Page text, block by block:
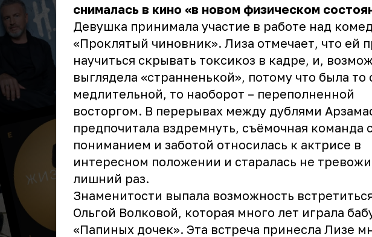
снималась в кино «в новом физическом
Девушка принимала участие в работе над
«Проклятый чиновник». Лиза отмечает, что ей
научиться скрывать токсикоз в кадре, и,
выглядела «странненькой», потому что была
медлительной, то наоборот – переполненной
восторгом. В перерывах между дублями
предпочитала вздремнуть, съёмочная команда
пониманием и заботой относилась к актрисе в
интересном положении и старалась не
лишний раз.
Знаменитости выпала возможность
Ольгой Волковой, которая много лет играла
«Папиных дочек». Эта встреча принесла Лизе